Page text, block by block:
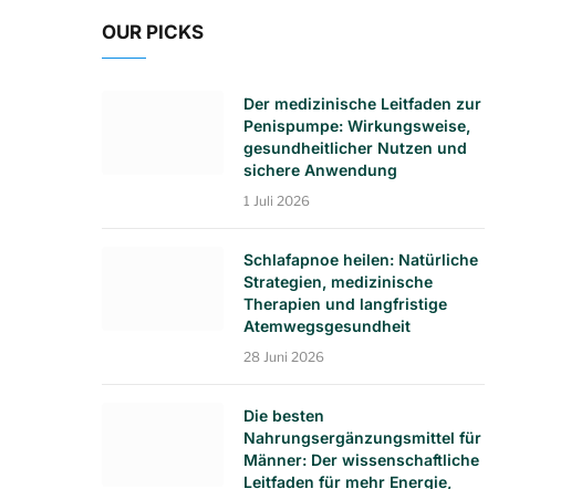
OUR PICKS
Der medizinische Leitfaden zur
Penispumpe: Wirkungsweise,
gesundheitlicher Nutzen und
sichere Anwendung
1 Juli 2026
Schlafapnoe heilen: Natürliche
Strategien, medizinische
Therapien und langfristige
Atemwegsgesundheit
28 Juni 2026
Die besten
Nahrungsergänzungsmittel für
Männer: Der wissenschaftliche
Leitfaden für mehr Energie,